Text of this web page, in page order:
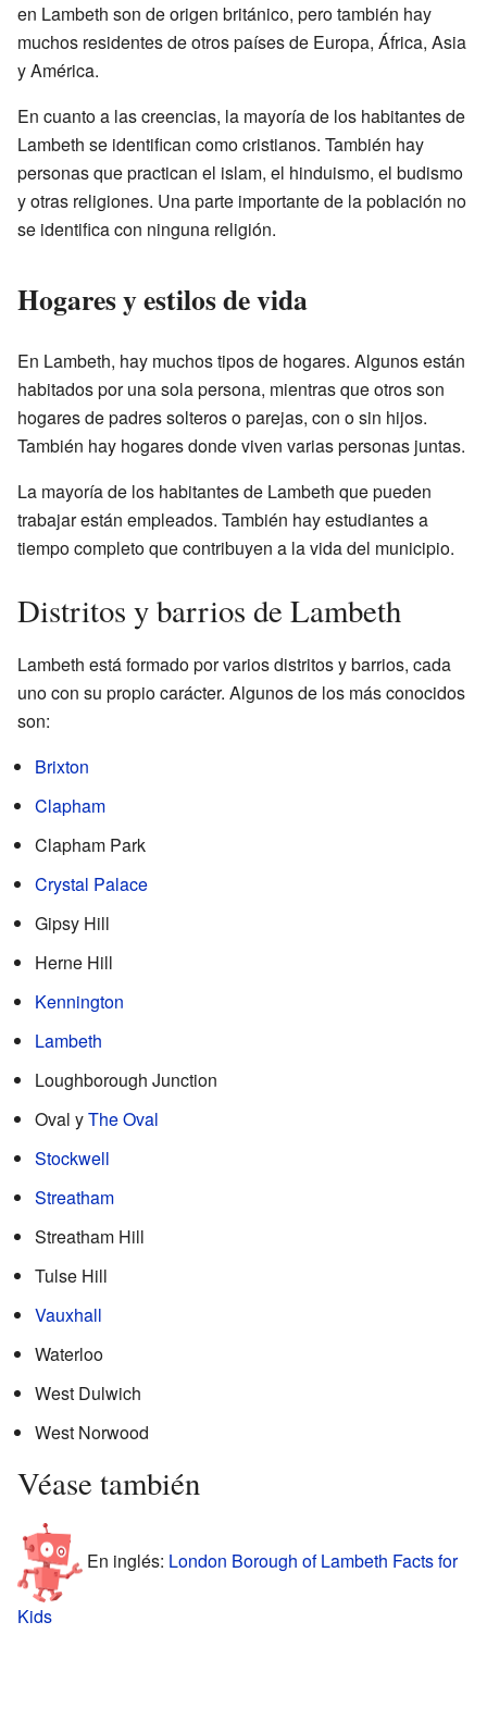
en Lambeth son de origen británico, pero también hay
muchos residentes de otros países de Europa, África, Asia
y América.
En cuanto a las creencias, la mayoría de los habitantes de
Lambeth se identifican como cristianos. También hay
personas que practican el islam, el hinduismo, el budismo
y otras religiones. Una parte importante de la población no
se identifica con ninguna religión.
Hogares y estilos de vida
En Lambeth, hay muchos tipos de hogares. Algunos están
habitados por una sola persona, mientras que otros son
hogares de padres solteros o parejas, con o sin hijos.
También hay hogares donde viven varias personas juntas.
La mayoría de los habitantes de Lambeth que pueden
trabajar están empleados. También hay estudiantes a
tiempo completo que contribuyen a la vida del municipio.
Distritos y barrios de Lambeth
Lambeth está formado por varios distritos y barrios, cada
uno con su propio carácter. Algunos de los más conocidos
son:
Brixton
Clapham
Clapham Park
Crystal Palace
Gipsy Hill
Herne Hill
Kennington
Lambeth
Loughborough Junction
Oval yThe Oval
Stockwell
Streatham
Streatham Hill
Tulse Hill
Vauxhall
Waterloo
West Dulwich
West Norwood
Véase también
En inglés: London Borough of Lambeth Facts for
Kids